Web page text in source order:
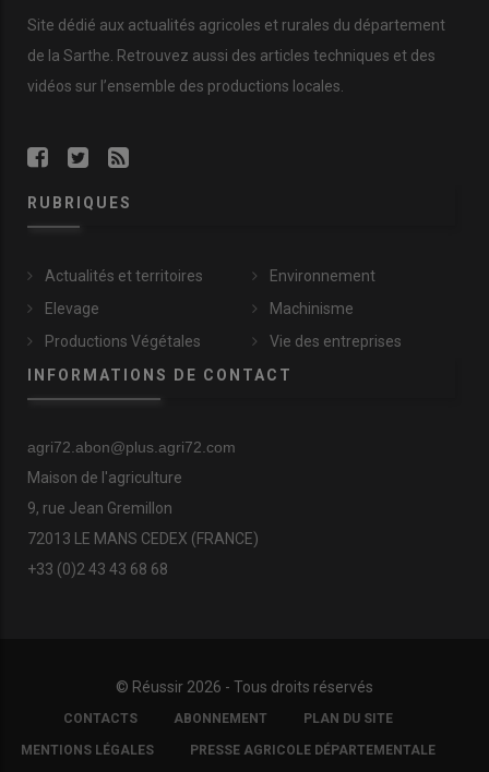
Site dédié aux actualités agricoles et rurales du département
de la Sarthe. Retrouvez aussi des articles techniques et des
vidéos sur l’ensemble des productions locales.
RUBRIQUES
Actualités et territoires
Elevage
Productions Végétales
Environnement
Machinisme
Vie des entreprises
INFORMATIONS DE CONTACT
agri72.abon@plus.agri72.com
Maison de l'agriculture
9, rue Jean Gremillon
72013 LE MANS CEDEX (FRANCE)
+33 (0)2 43 43 68 68
© Réussir 2026 - Tous droits réservés
FOOTER
COPYRIGHT
CONTACTS ABONNEMENT PLAN DU SITE
MENTIONS LÉGALES PRESSE AGRICOLE DÉPARTEMENTALE